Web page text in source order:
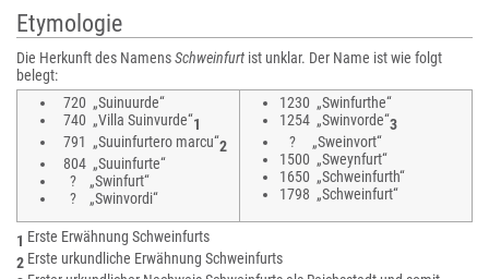
Etymologie
Die Herkunft des NamensSchweinfurt ist unklar. Der Name ist wie folgt
belegt:
720 „Suinuurde“
740 „Villa Suinvurde“1
791 „Suuinfurtero marcu“2
804 „Suuinfurte“
? „Swinfurt“
? „Swinvordi“
1230 „Swinfurthe“
1254 „Swinvorde“3
? „Sweinvort“
1500 „Sweynfurt“
1650 „Schweinfurth“
1798 „Schweinfurt“
1 Erste Erwähnung Schweinfurts
2 Erste urkundliche Erwähnung Schweinfurts